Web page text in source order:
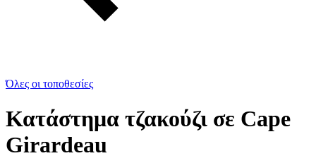
Όλες οι τοποθεσίες
Κατάστημα τζακούζι σε Cape
Girardeau